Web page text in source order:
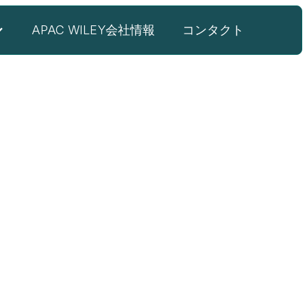
APAC WILEY会社情報 コンタクト